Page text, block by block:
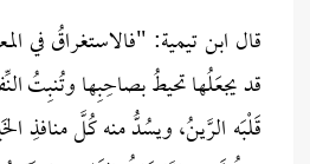
قال ابن تيمية: "فالاستغراقُ في
قد يجعَلُها تحيطُ بصاحِبِها وتُنبِتُ
قَلْبَه الرَّينُ، ويسُدُّ منه كُلَّ منافذِ